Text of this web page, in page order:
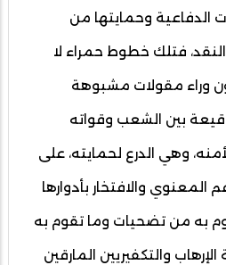
الدفاعية وحمايتها من
فتلك خطوط حمراء لا
وراء مقولات مشبوهة
بين الشعب وقواته
وهي الدرع لحمايته، على
المعنوي والافتخار بأدوارها
تقوم به من تضحيات وما تقوم به
والتكفيريين المارقين